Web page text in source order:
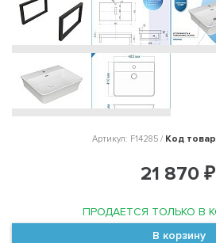
Артикул: F14285 / Код
21 870 ₽
ПРОДАЕТСЯ ТОЛЬКО В
В корзину